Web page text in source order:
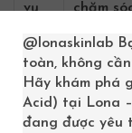
vụ
hậu
điều
trị
chăm
da sau
điều trị
@lonaskinlab
toàn, không
Hãy khám phá
Acid) tại Lona
đang được yêu